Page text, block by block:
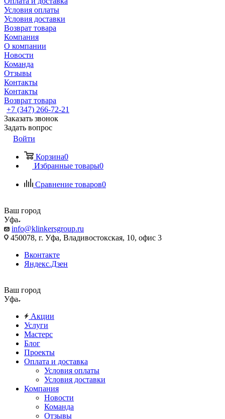
Условия оплаты
Условия доставки
Возврат товара
Компания
О компании
Новости
Команда
Отзывы
Контакты
Контакты
Возврат товара
+7 (347) 266-72-21
Заказать звонок
Задать вопрос
Войти
Корзина0
Избранные товары0
Сравнение товаров0
Ваш город
Уфа
info@klinkersgroup.ru
450078, г. Уфа, Владивостокская, 10, офис 3
Вконтакте
Яндекс.Дзен
Ваш город
Уфа
Акции
Услуги
Мастерс
Блог
Проекты
Оплата и доставка
Условия оплаты
Условия доставки
Компания
Новости
Команда
Отзывы